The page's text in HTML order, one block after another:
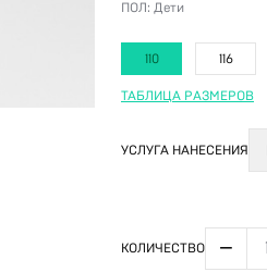
ПОЛ: Дети
110 116
ТАБЛИЦА РАЗМЕРОВ
УСЛУГА НАНЕСЕНИЯ
КОЛИЧЕСТВО −